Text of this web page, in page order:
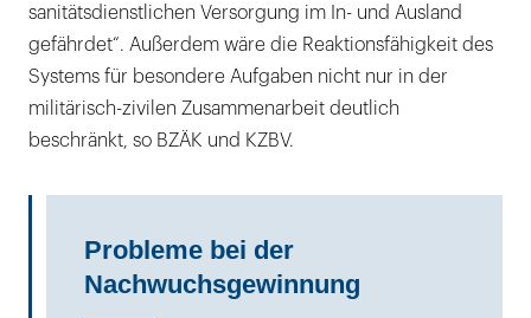
sanitätsdienstlichen Versorgung im In- und Ausland
gefährdet“. Außerdem wäre die Reaktionsfähigkeit des
Systems für besondere Aufgaben nicht nur in der
militärisch-zivilen Zusammenarbeit deutlich
beschränkt, so BZÄK und KZBV.
Probleme bei der
Nachwuchsgewinnung